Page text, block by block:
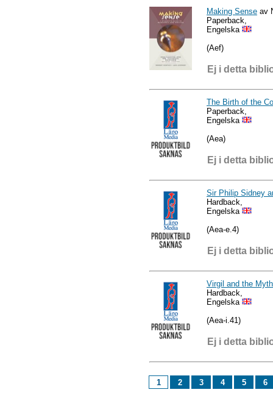
Making Sense av
Paperback,
Engelska
(Aef)
Ej i detta
The Birth of the
Paperback,
Engelska
(Aea)
Ej i detta
Sir Philip Sidney
Hardback,
Engelska
(Aea-e.4)
Ej i detta
Virgil and the
Hardback,
Engelska
(Aea-i.41)
Ej i detta
1 2 3 4 5 6